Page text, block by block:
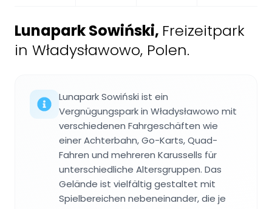
Lunapark Sowiński, Freizeitpark
in Władysławowo, Polen.
Lunapark Sowiński ist ein
Vergnügungspark in Władysławowo mit
verschiedenen Fahrgeschäften wie
einer Achterbahn, Go-Karts, Quad-
Fahren und mehreren Karussells für
unterschiedliche Altersgruppen. Das
Gelände ist vielfältig gestaltet mit
Spielbereichen nebeneinander, die je